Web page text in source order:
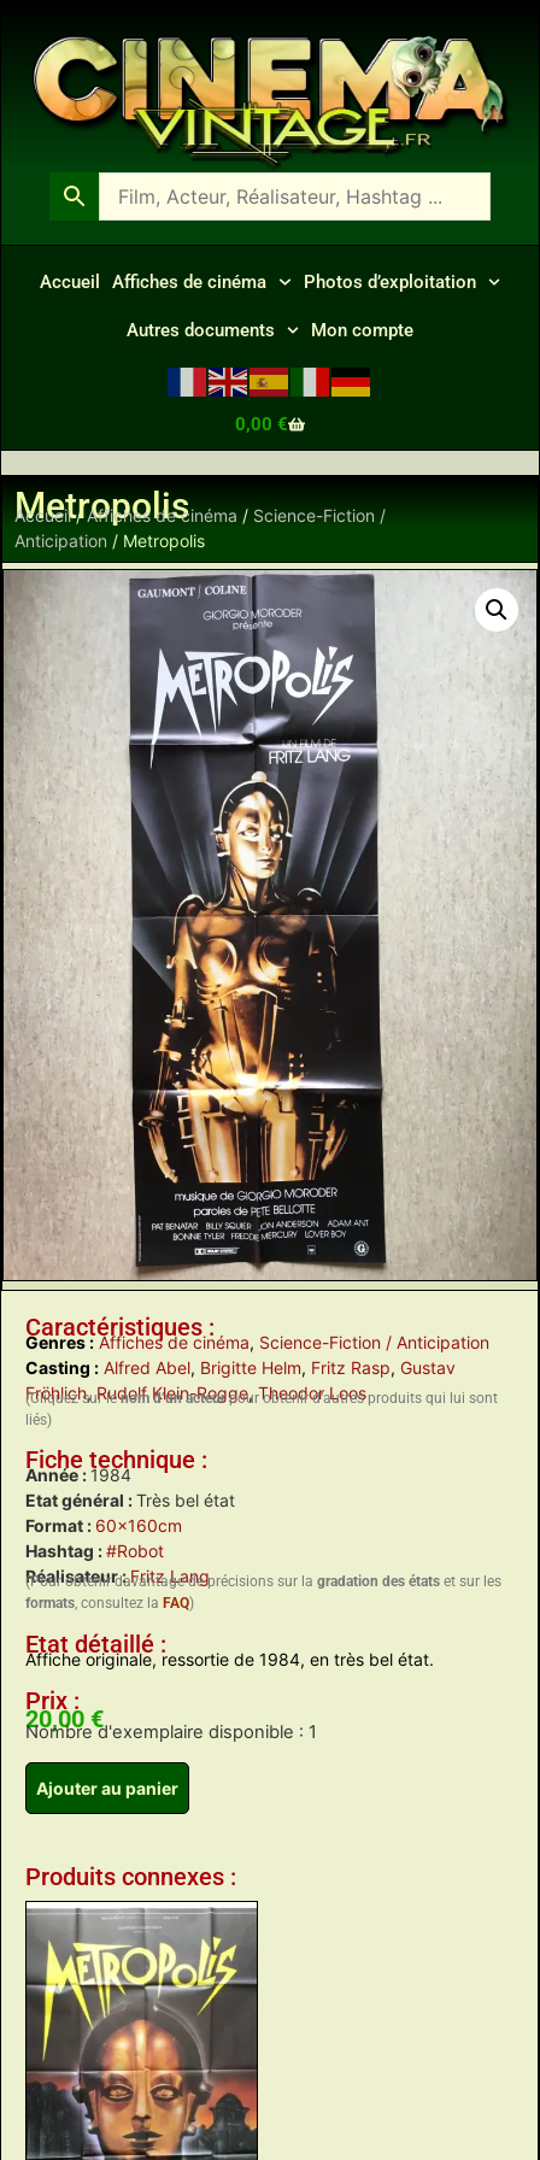
Accueil Affiches de cinéma Photos d’exploitation
Autres documents Mon compte
0,00 €
Metropolis
Accueil/Affiches de cinéma / Science-Fiction /
Anticipation / Metropolis
Caractéristiques :
Genres : Affiches de cinéma, Science-Fiction / Anticipation
Casting : Alfred Abel, Brigitte Helm, Fritz Rasp, Gustav
Fröhlich,Rudolf Klein-Rogge,Theodor Loos
(Cliquez sur lenom d’un acteurpour obtenir d’autres produits qui lui sont
liés)
Fiche technique :
Année : 1984
Etat général :Très bel état
Format : 60x160cm
Hashtag :#Robot
Réalisateur :Fritz Lang
(Pour obtenir davantage de précisions sur la gradation des états et sur les
formats, consultez la FAQ)
Etat détaillé :
Affiche originale, ressortie de 1984, en très bel état.
Prix :
20,00 €
Nombre d'exemplaire disponible : 1
Ajouter au panier
Produits connexes :